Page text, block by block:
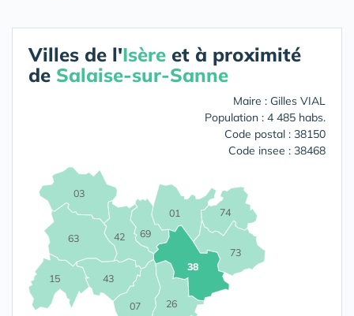
Villes de l'Isère et à proximité
de Salaise-sur-Sanne
Maire : Gilles VIAL
Population : 4 485 habs.
Code postal : 38150
Code insee : 38468
01
03
07
15
26
38
42
43
63
69
73
74